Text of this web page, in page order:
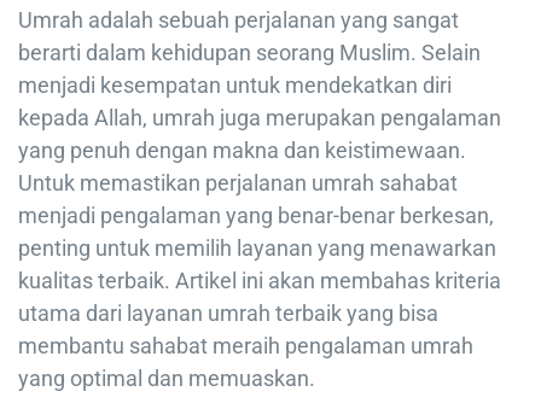
Umrah adalah sebuah perjalanan yang sangat
berarti dalam kehidupan seorang Muslim. Selain
menjadi kesempatan untuk mendekatkan diri
kepada Allah, umrah juga merupakan pengalaman
yang penuh dengan makna dan keistimewaan.
Untuk memastikan perjalanan umrah sahabat
menjadi pengalaman yang benar-benar berkesan,
penting untuk memilih layanan yang menawarkan
kualitas terbaik. Artikel ini akan membahas kriteria
utama dari layanan umrah terbaik yang bisa
membantu sahabat meraih pengalaman umrah
yang optimal dan memuaskan.